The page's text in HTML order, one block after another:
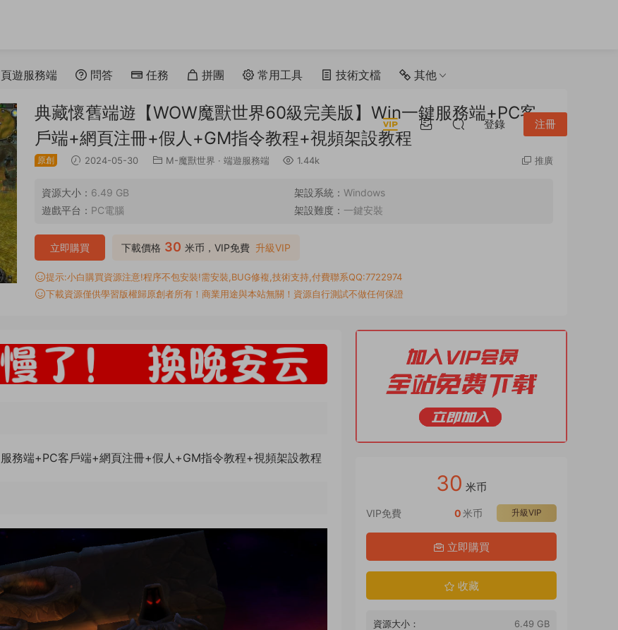
頁遊服務端 問答 任務 拼團 常用工具 技術文檔 其他
登錄 注冊
典藏懷舊端遊【WOW魔獸世界60級完美版】Win一鍵服務端+PC客
戶端+網頁注冊+假人+GM指令教程+視頻架設教程
原創 2024-05-30 M-魔獸世界 · 端遊服務端 1.44k 推廣
資源大小： 6.49 GB 架設系統： Windows
遊戲平台： PC電腦 架設難度： 一鍵安裝
下載價格 30 米币，VIP免費 升級VIP
立即購買
提示:小白購買資源注意!程序不包安裝!需安裝,BUG修複,技術支持,付費聯系QQ:7722974
下載資源僅供學習版權歸原創者所有！商業用途與本站無關！資源自行測試不做任何保證
務端+PC客戶端+網頁注冊+假人+GM指令教程+視頻架設教程
30 米币
VIP免費 升級VIP
0米币
立即購買
收藏
資源大小：
6.49 GB